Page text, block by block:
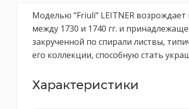
Моделью "Friuli" LEITNER возрождает
между 1730 и 1740 гг. и
закрученной по спирали листвы,
его коллекции, способную стать
Характеристики